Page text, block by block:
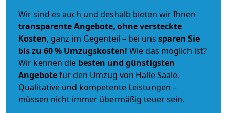
Wir sind es auch und deshalb bieten wir Ihnen
transparente Angebote, ohne versteckte
Kosten, ganz im Gegenteil – bei uns sparen Sie
bis zu 60 % Umzugskosten! Wie das möglich ist?
Wir kennen die besten und günstigsten
Angebotefür den Umzug von Halle Saale.
Qualitative und kompetente Leistungen –
müssen nicht immer übermäßig teuer sein.